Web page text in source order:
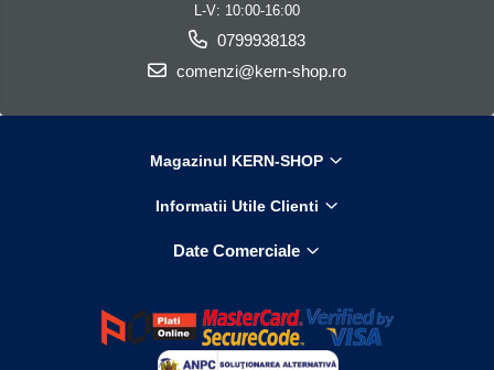
L-V: 10:00-16:00
0799938183
comenzi@kern-shop.ro
Magazinul KERN-SHOP
Informatii Utile Clienti
Date Comerciale